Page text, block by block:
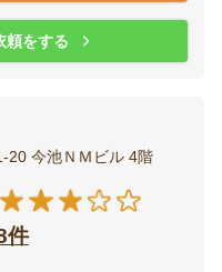
頼をする
20 今池ＮＭビル 4階
件